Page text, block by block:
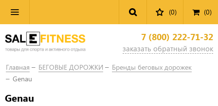
(0) (0)
7 (800) 222-71-32
заказать обратный звонок
Главная БЕГОВЫЕ ДОРОЖКИ
Бренды беговых дорожек
Genau
Genau